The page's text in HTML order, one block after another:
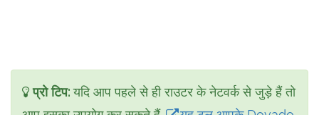
प्रो टिप:यदि आप पहले से ही राउटर के नेटवर्क से जुड़े हैं तो